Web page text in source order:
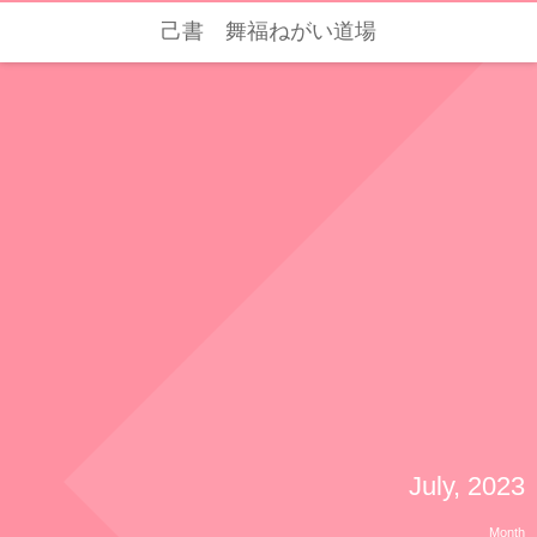
己書 舞福ねがい道場
July, 2023
Month